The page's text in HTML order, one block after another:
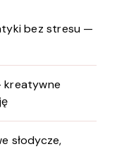
bez stresu —
kreatywne
słodycze,